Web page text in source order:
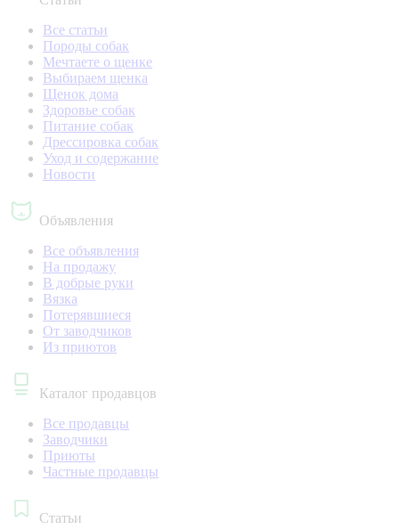
Все статьи
Породы собак
Мечтаете о щенке
Выбираем щенка
Щенок дома
Здоровье собак
Питание собак
Дрессировка собак
Уход и содержание
Новости
Объявления
Все объявления
На продажу
В добрые руки
Вязка
Потерявшиеся
От заводчиков
Из приютов
Каталог продавцов
Все продавцы
Заводчики
Приюты
Частные продавцы
Статьи